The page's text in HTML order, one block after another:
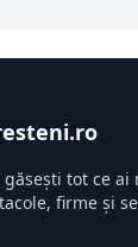
tot ce
firme și